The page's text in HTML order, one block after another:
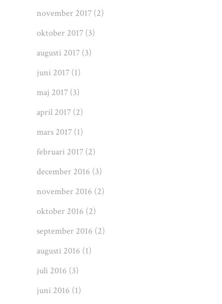
november 2017 (2)
oktober 2017 (3)
augusti 2017 (3)
juni 2017 (1)
maj 2017 (3)
april 2017 (2)
mars 2017 (1)
februari 2017 (2)
december 2016 (3)
november 2016 (2)
oktober 2016 (2)
september 2016 (2)
augusti 2016 (1)
juli 2016 (3)
juni 2016 (1)